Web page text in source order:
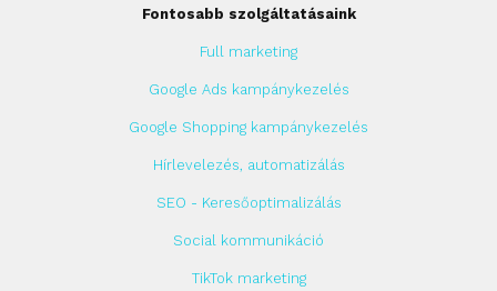
Fontosabb szolgáltatásaink
Full marketing
Google Ads kampánykezelés
Google Shopping kampánykezelés
Hírlevelezés, automatizálás
SEO - Keresőoptimalizálás
Social kommunikáció
TikTok marketing